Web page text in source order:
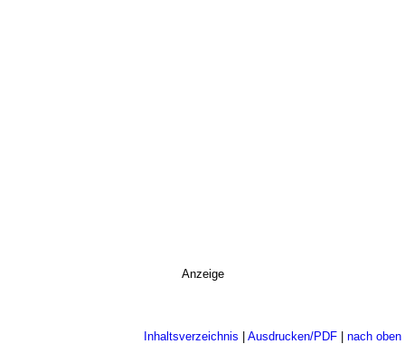
Anzeige
Inhaltsverzeichnis | Ausdrucken/PDF| nach oben